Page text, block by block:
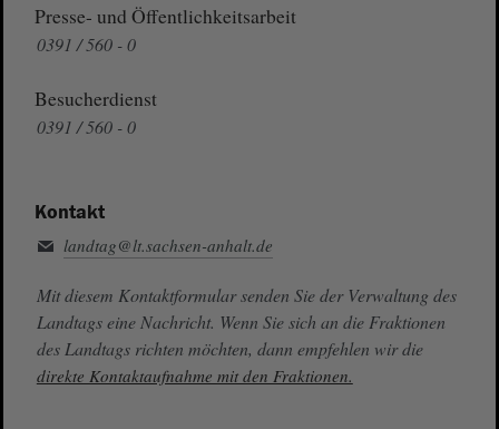
Presse- und Öffentlichkeitsarbeit
0391 / 560 - 0
Besucherdienst
0391 / 560 - 0
Kontakt
landtag@lt.sachsen-anhalt.de
Mit diesem Kontaktformular senden Sie der Verwaltung des
Landtags eine Nachricht. Wenn Sie sich an die Fraktionen
des Landtags richten möchten, dann empfehlen wir die
direkte Kontaktaufnahme mit den Fraktionen.